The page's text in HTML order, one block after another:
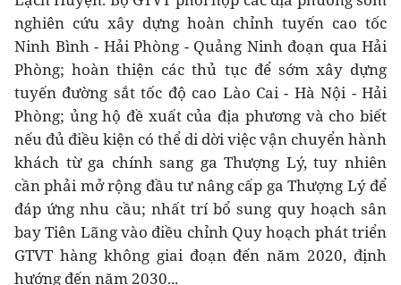
nghiên cứu xây dựng hoàn chỉnh tuyến cao tốc
Ninh Bình - Hải Phòng - Quảng Ninh đoạn qua Hải
Phòng; hoàn thiện các thủ tục để sớm xây dựng
tuyến đường sắt tốc độ cao Lào Cai - Hà Nội - Hải
Phòng; ủng hộ đề xuất của địa phương và cho biết
nếu đủ điều kiện có thể di dời việc vận chuyển hành
khách từ ga chính sang ga Thượng Lý, tuy nhiên
cần phải mở rộng đầu tư nâng cấp ga Thượng Lý để
đáp ứng nhu cầu; nhất trí bổ sung quy hoạch sân
bay Tiên Lãng vào điều chỉnh Quy hoạch phát triển
GTVT hàng không giai đoạn đến năm 2020, định
hướng đến năm 2030...